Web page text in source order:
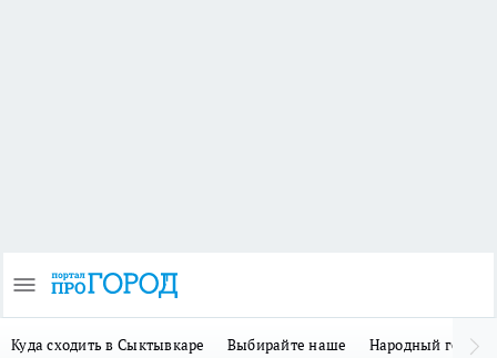
Куда сходить в Сыктывкаре Выбирайте наше Народный герой